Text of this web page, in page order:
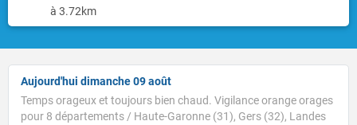
à 3.72km
Aujourd'hui dimanche 09 août
Temps orageux et toujours bien chaud. Vigilance orange orages
pour 8 départements / Haute-Garonne (31), Gers (32), Landes